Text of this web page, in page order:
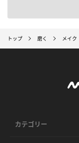
トップ 磨く メイク
カテゴリー